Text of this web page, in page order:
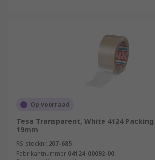
Op voorraad
Tesa Transparent, White 4124 Packing
19mm
RS-stocknr. 207-685
Fabrikantnummer 04124-00092-00